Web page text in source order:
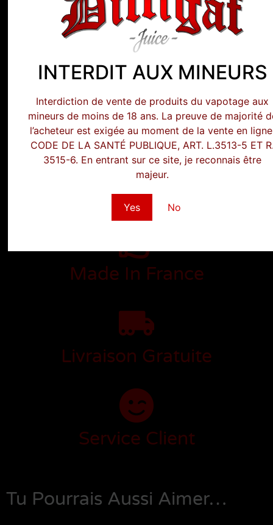
INTERDIT AUX MINEURS
Interdiction de vente de produits du vapotage aux
mineurs de moins de 18 ans. La preuve de majorité
l’acheteur est exigée au moment de la vente en
CODE DE LA SANTÉ PUBLIQUE, ART. L.3513-5 ET
3515-6. En entrant sur ce site, je reconnais être
majeur.
Yes No
@marie_isabelle66
INSTAGRAM
Ce sont d’execellents liquides, j’adore um immense
bravo @dilligafjuice 👏👏👏💨💨💨👍👍👍
Paiements Sécurisés
Made In France
Livraison Gratuite
Service Client
Tu Pourrais Aussi Aimer…